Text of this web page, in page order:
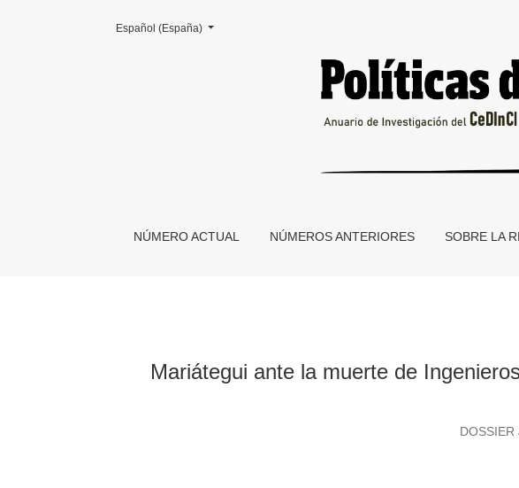
Mariátegui ante la muerte de Ingenieros. Apropiación simbólica y
NÚMERO ACTUAL NÚMEROS ANTERIORES SOBRE LA
Cambiar el idioma. El actual es:
Español (España)
Mariátegui ante la muerte de
DOSSIER